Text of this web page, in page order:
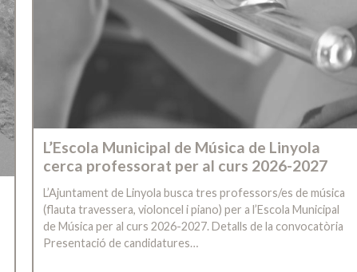
L’Escola Municipal de Música de Linyola
cerca professorat per al curs 2026-2027
L’Ajuntament de Linyola busca tres professors/es de música
(flauta travessera, violoncel i piano) per a l’Escola Municipal
de Música per al curs 2026-2027. Detalls de la convocatòria
Presentació de candidatures…